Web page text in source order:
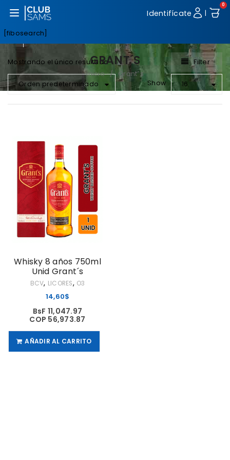
Abrir menú Identifícate |
0
[fibosearch]
GRANT´S
Inicio / Grant´s
Mostrando el único resultado Filter
Orden predeterminado Show 16
BCV, LICORES, O3
Whisky 8 años 750ml
Unid Grant´s
14,60$
BsF 11,047.97
COP 56,973.87
AÑADIR AL CARRITO